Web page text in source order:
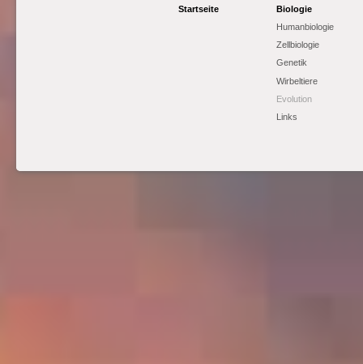
Startseite
Biologie
Humanbiologie
Zellbiologie
Genetik
Wirbeltiere
Evolution
Links